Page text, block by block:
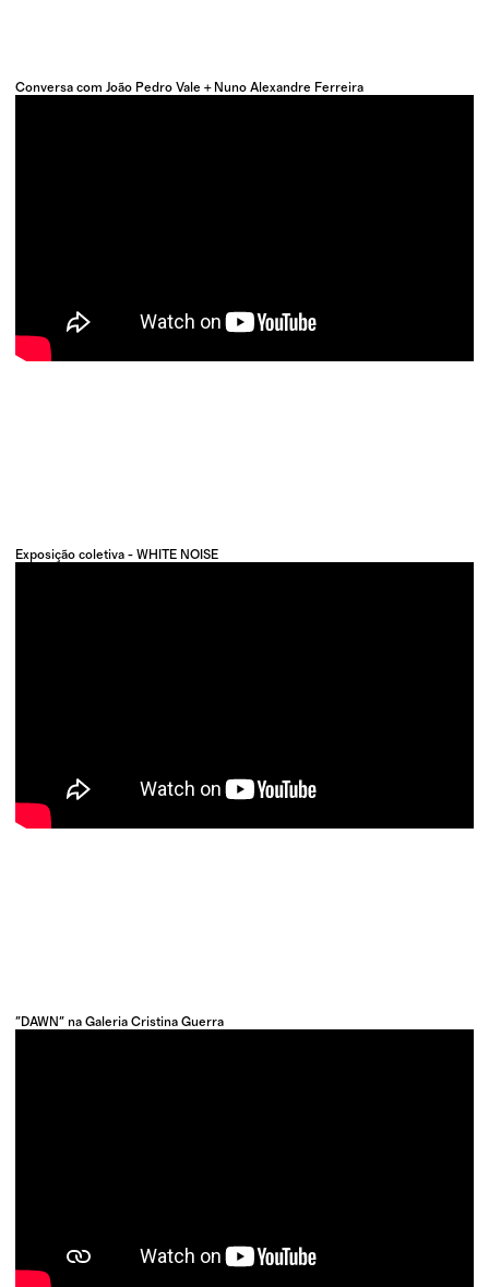
Conversa com João Pedro Vale + Nuno Alexandre Ferreira
Exposição coletiva - WHITE NOISE
"DAWN" na Galeria Cristina Guerra